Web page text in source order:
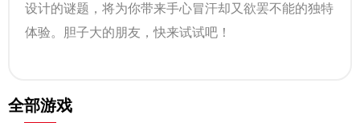
设计的谜题，将为你带来手心冒汗却又欲罢不能的独特
体验。胆子大的朋友，快来试试吧！
全部游戏